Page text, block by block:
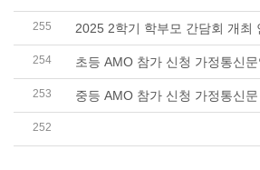
255 2025 2학기 학부모 간담회 개최
254 초등 AMO 참가 신청 가정통신
253 중등 AMO 참가 신청 가정통신문
252